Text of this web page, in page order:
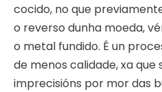
cocido, no que
o reverso dunha moeda,
o metal fundido. É un
de menos calidade, xa
imprecisións por mor das